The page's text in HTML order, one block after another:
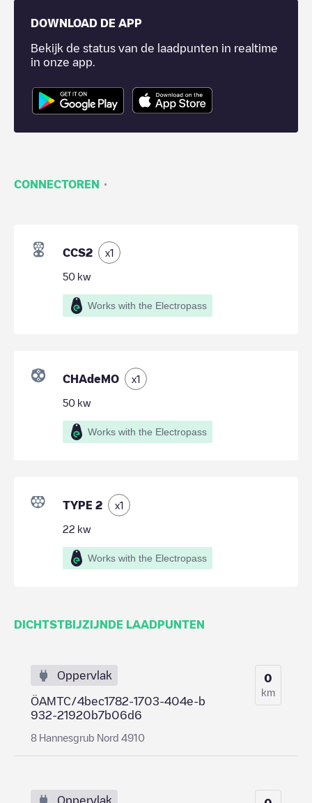
DOWNLOAD DE APP
Bekijk de status van de laadpunten in realtime
in onze app.
CONNECTOREN ·
CCS2 x1
50 kw
Works with the Electropass
CHAdeMO x1
50 kw
Works with the Electropass
TYPE 2 x1
22 kw
Works with the Electropass
DICHTSTBIJZIJNDE LAADPUNTEN
Oppervlak
ÖAMTC/4bec1782-1703-404e-b
932-21920b7b06d6
8 Hannesgrub Nord 4910
0
km
Oppervlak